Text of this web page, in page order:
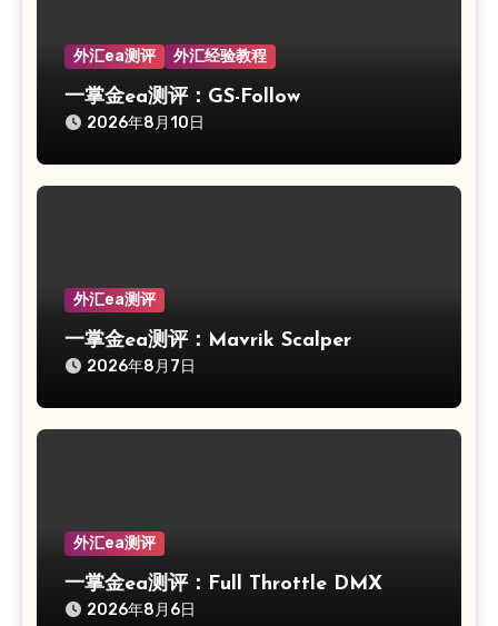
外汇ea测评 外汇经验教程
一掌金ea测评：GS-Follow
2026年8月10日
外汇ea测评
一掌金ea测评：Mavrik Scalper
2026年8月7日
外汇ea测评
一掌金ea测评：Full Throttle DMX
2026年8月6日